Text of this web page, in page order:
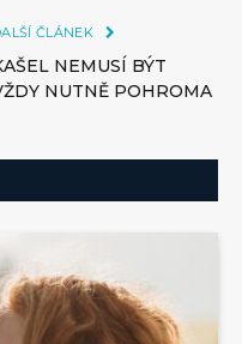
ČLÁNEK
NEMUSÍ BÝT
NUTNĚ POHROMA